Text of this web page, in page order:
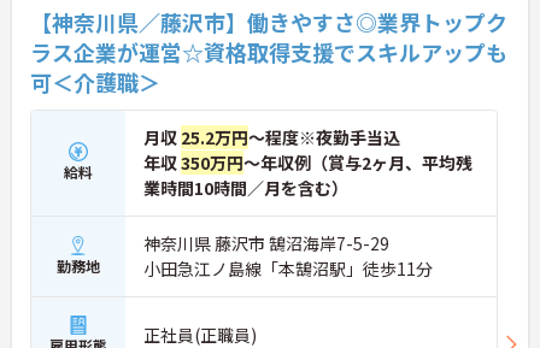
【神奈川県／藤沢市】働きやすさ◎業界トップク
ラス企業が運営☆資格取得支援でスキルアップも
可＜介護職＞
給料
月収 25.2万円～程度※夜勤手当込
年収350万円～年収例（賞与2ヶ月、平均残
業時間10時間／月を含む）
勤務地
神奈川県 藤沢市 鵠沼海岸7-5-29
小田急江ノ島線「本鵠沼駅」徒歩11分
正社員(正職員)